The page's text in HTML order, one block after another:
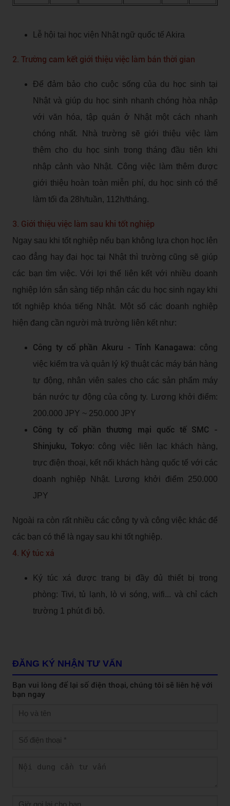
Lễ hội tại học viện Nhật ngữ quốc tế Akira
2. Trường cam kết giới thiệu việc làm bán thời gian
Để đảm bảo cho cuộc sống của du học sinh tại
Nhật và giúp du học sinh nhanh chóng hòa nhập
với văn hóa, tập quán ở Nhật một cách nhanh
chóng nhất. Nhà trường sẽ giới thiệu việc làm
thêm cho du học sinh trong tháng đầu tiên khi
nhập cảnh vào Nhật. Công việc làm thêm được
giới thiệu hoàn toàn miễn phí, du học sinh có thể
làm tối đa 28h/tuần, 112h/tháng.
3. Giới thiệu việc làm sau khi tốt nghiệp
Ngay sau khi tốt nghiệp nếu bạn không lựa chọn học lên
cao đẳng hay đại học tại Nhật thì trường cũng sẽ giúp
các bạn tìm việc. Với lợi thế liên kết với nhiều doanh
nghiệp lớn sắn sàng tiếp nhận các du học sinh ngay khi
tốt nghiệp khóa tiếng Nhật. Một số các doanh nghiệp
hiện đang cần người mà trường liên kết như:
Công ty cổ phần Akuru - Tỉnh Kanagawa: công
việc kiểm tra và quản lý kỹ thuật các máy bán hàng
tự động, nhân viên sales cho các sản phẩm máy
bán nước tự động của công ty. Lương khởi điểm:
200.000 JPY ~ 250.000 JPY
Công ty cổ phần thương mại quốc tế SMC -
Shinjuku, Tokyo: công việc liên lạc khách hàng,
trực điện thoại, kết nối khách hàng quốc tế với các
doanh nghiệp Nhật. Lương khởi điểm 250.000
JPY
Ngoài ra còn rất nhiều các công ty và công việc khác để
các bạn có thể là ngay sau khi tốt nghiệp.
4. Ký túc xá
Ký túc xá được trang bị đầy đủ thiết bị trong
phòng: Tivi, tủ lạnh, lò vi sóng, wifi... và chỉ cách
trường 1 phút đi bộ.
ĐĂNG KÝ NHẬN TƯ VẤN
Bạn vui lòng để lại số điện thoại, chúng tôi sẽ liên hệ với
bạn ngay